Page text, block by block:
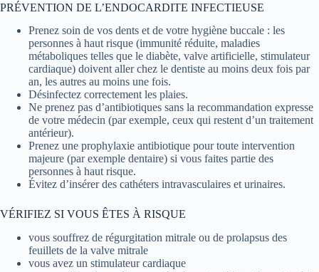
PRÉVENTION DE L’ENDOCARDITE INFECTIEUSE
Prenez soin de vos dents et de votre hygiène buccale : les
personnes à haut risque (immunité réduite, maladies
métaboliques telles que le diabète, valve artificielle, stimulateur
cardiaque) doivent aller chez le dentiste au moins deux fois par
an, les autres au moins une fois.
Désinfectez correctement les plaies.
Ne prenez pas d’antibiotiques sans la recommandation expresse
de votre médecin (par exemple, ceux qui restent d’un traitement
antérieur).
Prenez une prophylaxie antibiotique pour toute intervention
majeure (par exemple dentaire) si vous faites partie des
personnes à haut risque.
Évitez d’insérer des cathéters intravasculaires et urinaires.
VÉRIFIEZ SI VOUS ÊTES À RISQUE
vous souffrez de régurgitation mitrale ou de prolapsus des
feuillets de la valve mitrale
vous avez un stimulateur cardiaque